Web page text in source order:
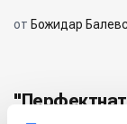
от Божидар